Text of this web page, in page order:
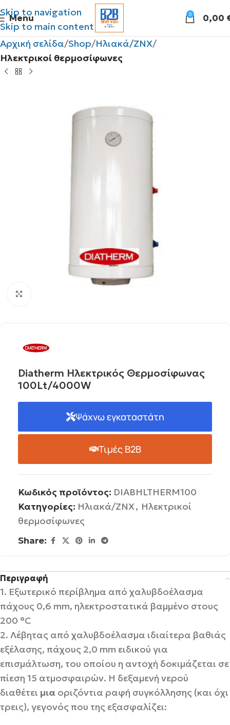
Skip to navigation
Skip to main content
Menu 0 0,00
Αρχική σελίδα Shop Ηλιακά/ΖΝΧ
Ηλεκτρικοί θερμοσίφωνες
Diatherm Ηλεκτρικός Θερμοσίφωνας
100Lt/4000W
Ψάχνω εγκαταστάτη
Τιμές B2B
Κωδικός προϊόντος: DIABHLTHERM100
Κατηγορίες: Ηλιακά/ΖΝΧ, Ηλεκτρικοί
θερμοσίφωνες
Share:
Περιγραφή
1. Εξωτερικό περίβληµα από χαλυβδοέλασµα
πάχους 0,6 mm, ηλεκτροστατικά βαµµένο στους
200 °C
2. Λέβητας από χαλυβδοέλασµα ιδιαίτερα βαθιάς
εξέλασης, πάχους 2,0 mm ειδικού για
επισµάλτωση, του οποίου η αντοχή δοκιµάζεται σε
πίεση 15 ατµοσφαιρών. Η δεξαµενή νερού
διαθέτει μια οριζόντια ραφή συγκόλλησης (και όχι
τρεις), γεγονός που της εξασφαλίζει: